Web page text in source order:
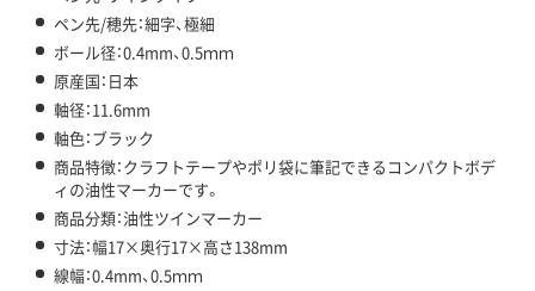
ペン先/穂先：細字、極細
ボール径：0.4mm、0.5ｍｍ
原産国：日本
軸径：11.6mm
軸色：ブラック
商品特徴：クラフトテープやポリ袋に筆記できるコンパクトボデ
ィの油性マーカーです。
商品分類：油性ツインマーカー
寸法：幅17×奥行17×高さ138mm
線幅：0.4mm、0.5ｍｍ